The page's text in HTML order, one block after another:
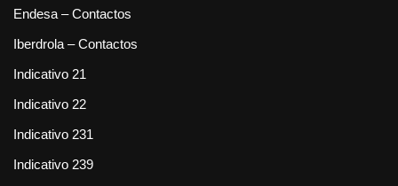
Endesa – Contactos
Iberdrola – Contactos
Indicativo 21
Indicativo 22
Indicativo 231
Indicativo 239